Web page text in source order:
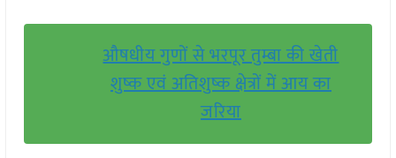
औषधीय गुणों से भरपूर तुम्बा की खेती
शुष्क एवं अतिशुष्क क्षेत्रों में आय का
जरिया